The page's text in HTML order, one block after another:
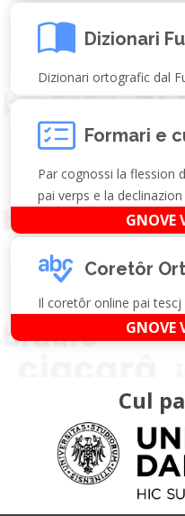
Dizionari
Dizionari ortografic dal
Formari e
Par cognossi la flession
pai verps e la
GNOVE
Coretôr
Il coretôr online pai tescj
GNOVE
Cul